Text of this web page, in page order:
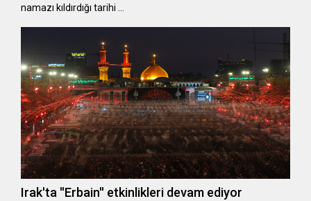
namazı kıldırdığı tarihi …
Irak'ta ''Erbain'' etkinlikleri devam ediyor